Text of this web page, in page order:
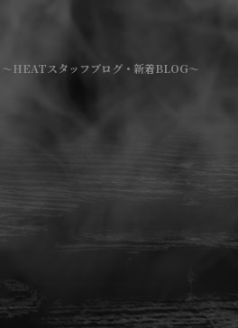
〜HEATスタッフブログ・新着BLOG〜